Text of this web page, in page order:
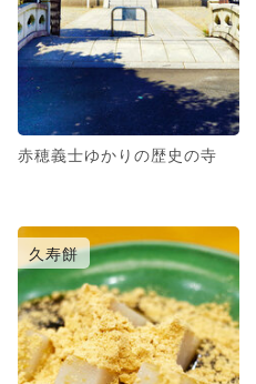
赤穂義士ゆかりの歴史の寺
久寿餅